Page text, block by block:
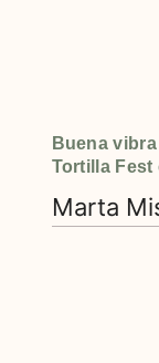
Buena
Tortilla Fest
Marta